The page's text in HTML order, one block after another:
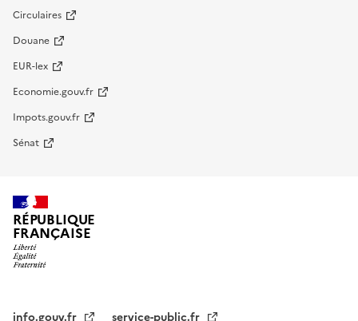
Circulaires
Douane
EUR-lex
Economie.gouv.fr
Impots.gouv.fr
Sénat
RÉPUBLIQUE
FRANÇAISE
info.gouv.fr service-public.fr